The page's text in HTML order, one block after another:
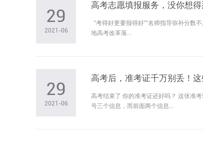
29
2021-06
高考志愿填报服务，没你想
“考得好更要报得好”“名师指导弥补分
地高考改革落...
29
2021-06
高考后，准考证千万别丢！这
高考结束了 你的准考证还好吗？ 这张准
号三个信息，而前面两个信息...